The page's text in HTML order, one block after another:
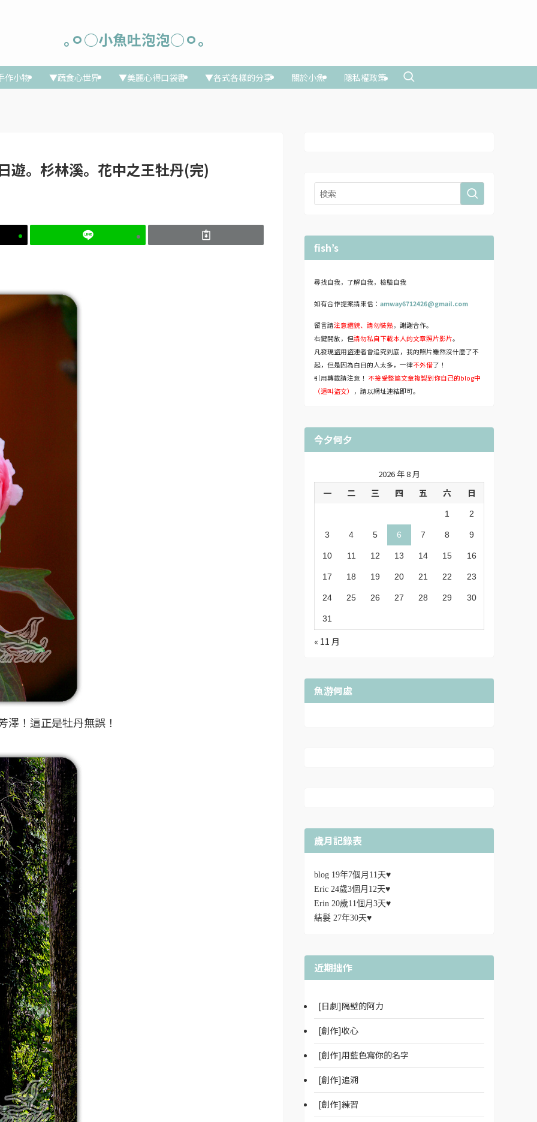
｡ㅇ○小魚吐泡泡○ㅇ｡
小物 ▼蔬食心世界 ▼美麗心得口袋書 ▼各式各樣的分享 關於小魚 隱私權政策
。杉林溪。花中之王牡丹(完)
澤！這正是牡丹無誤！
fish’s
尋找自我，了解自我，檢驗自我
如有合作提案請來信： amway6712426@gmail.com
留言請注意禮貌、請勿裝熟，謝謝合作。
右鍵開放，但請勿私自下載本人的文章照片影片。
凡發現盜用盜連者會追究到底，我的照片雖然沒什麼了不
起，但是因為白目的人太多，一律不外借了！
引用轉載請注意！ 不接受整篇文章複製到你自己的blog中
（這叫盜文）
，請以網址連結即可。
今夕何夕
2026 年 8 月
一 二 三 四 五 六 日
1 2
3 4 5 6 7 8 9
10 11 12 13 14 15 16
17 18 19 20 21 22 23
24 25 26 27 28 29 30
31
« 11 月
魚游何處
歲月記錄表
blog 19年7個月11天♥
Eric 24歲3個月12天♥
Erin 20歲11個月3天♥
結髮 27年30天♥
近期拙作
[日劇]隔壁的阿力
[創作]收心
[創作]用藍色寫你的名字
[創作]追溯
[創作]練習